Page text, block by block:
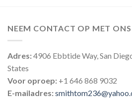
NEEM CONTACT OP MET ONS
Adres:4906 Ebbtide Way, San
States
Voor oproep: +1 646 868 9032
E-mailadres: